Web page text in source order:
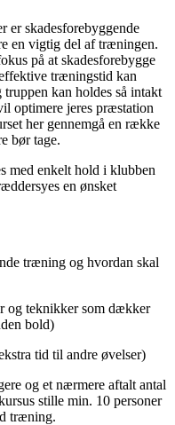
er skadesforebyggende
en vigtig del af træningen.
på at skadesforebygge
træningstid kan
kan holdes så intakt
optimere jeres præstation
her gennemgå en række
bør tage.
med enkelt hold i klubben
en ønsket
træning og hvordan skal
og teknikker som dækker
bold)
tid til andre øvelser)
og et nærmere aftalt antal
stille min. 10 personer
træning.